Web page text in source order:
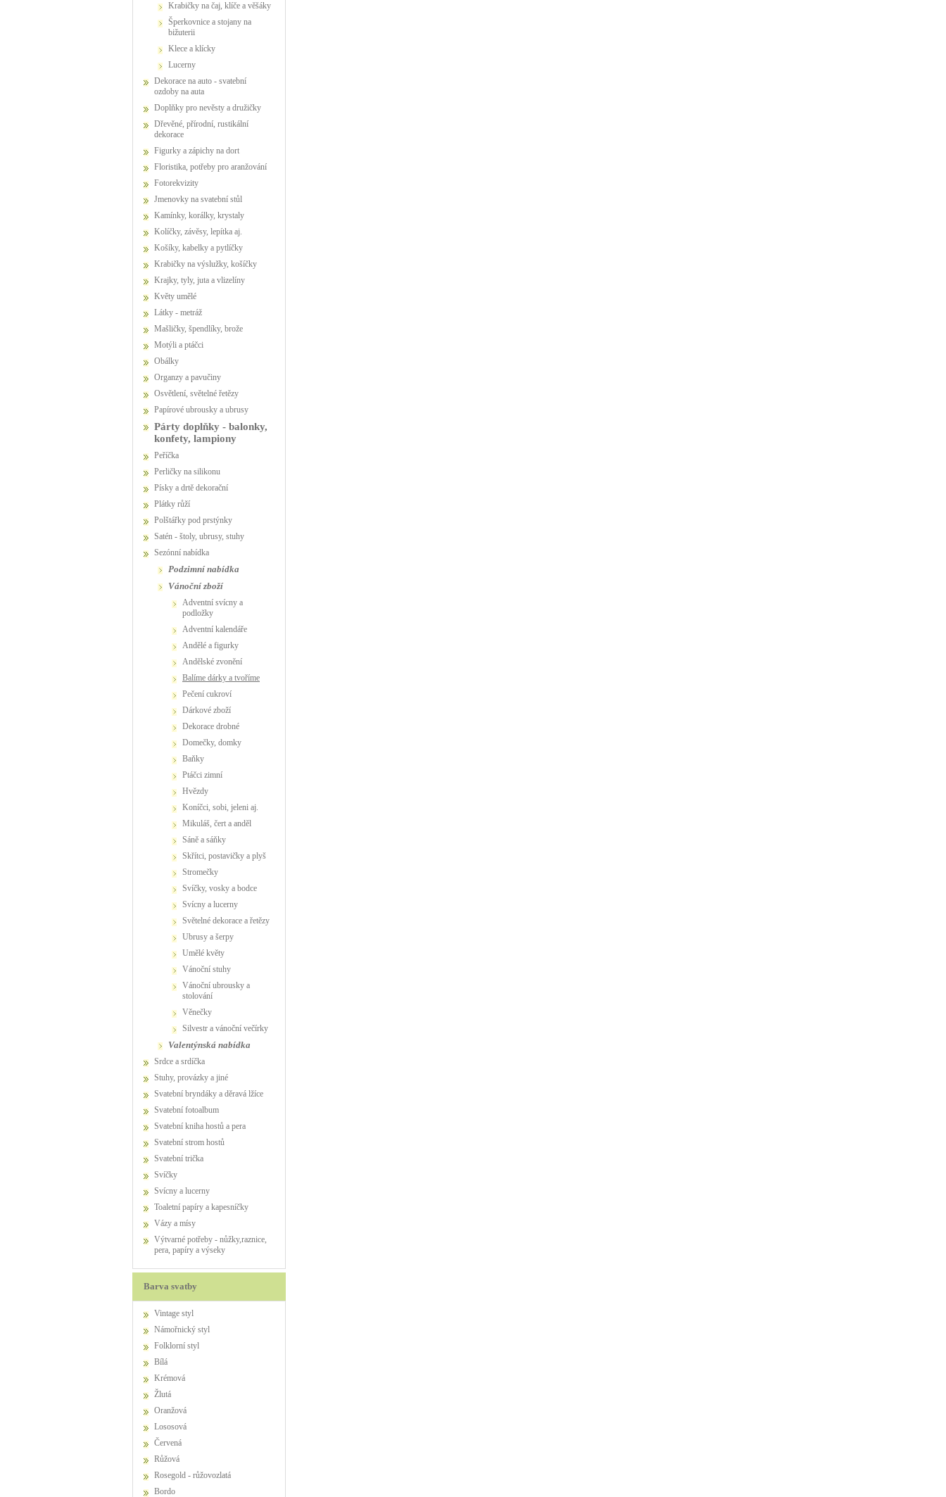
Krabičky na čaj, klíče a věšáky
Šperkovnice a stojany na
bižuterii
Klece a klícky
Lucerny
Dekorace na auto - svatební
ozdoby na auta
Doplňky pro nevěsty a družičky
Dřevěné, přírodní, rustikální
dekorace
Figurky a zápichy na dort
Floristika, potřeby pro aranžování
Fotorekvizity
Jmenovky na svatební stůl
Kamínky, korálky, krystaly
Kolíčky, závěsy, lepítka aj.
Košíky, kabelky a pytlíčky
Krabičky na výslužky, košíčky
Krajky, tyly, juta a vlizelíny
Květy umělé
Látky - metráž
Mašličky, špendlíky, brože
Motýli a ptáčci
Obálky
Organzy a pavučiny
Osvětlení, světelné řetězy
Papírové ubrousky a ubrusy
Párty doplňky - balonky,
konfety, lampiony
Peříčka
Perličky na silikonu
Písky a drtě dekorační
Plátky růží
Polštářky pod prstýnky
Satén - štoly, ubrusy, stuhy
Sezónní nabídka
podzimní nabídka
vánoční zboží
adventní svícny a
podložky
adventní kalendáře
andělé a figurky
andělské zvonění
balíme dárky a tvoříme
pečení cukroví
dárkové zboží
dekorace drobné
domečky, domky
baňky
ptáčci zimní
hvězdy
koníčci, sobi, jeleni aj.
Mikuláš, čert a anděl
sáně a sáňky
skřítci, postavičky a plyš
stromečky
svíčky, vosky a bodce
svícny a lucerny
světelné dekorace a řetězy
ubrusy a šerpy
umělé květy
vánoční stuhy
vánoční ubrousky a
stolování
věnečky
Silvestr a vánoční večírky
valentýnská nabídka
Srdce a srdíčka
Stuhy, provázky a jiné
Svatební bryndáky a děravá lžíce
Svatební fotoalbum
Svatební kniha hostů a pera
Svatební strom hostů
Svatební trička
Svíčky
Svícny a lucerny
Toaletní papíry a kapesníčky
Vázy a mísy
Výtvarné potřeby - nůžky,raznice,
pera, papíry a výseky
Barva svatby
Vintage styl
Námořnický styl
Folklorní styl
Bílá
Krémová
Žlutá
Oranžová
Lososová
Červená
Růžová
Rosegold - růžovozlatá
Bordo